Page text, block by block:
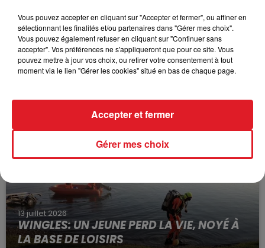
15 juillet 2026
BÉTHUNE: ENQUÊTE POUR HOMICIDE
à des prostituées
13 juillet 2026
WINGLES: UN JEUNE PERD LA VIE, NOYÉ À
LA BASE DE LOISIRS
Vous pouvez accepter en cliquant sur "Accepter et fermer", ou affiner en
sélectionnant les finalités et/ou partenaires dans "Gérer mes choix".
Vous pouvez également refuser en cliquant sur "Continuer sans
accepter". Vos préférences ne s'appliqueront que pour ce site. Vous
pouvez mettre à jour vos choix, ou retirer votre consentement à tout
moment via le lien "Gérer les cookies" situé en bas de chaque page.
Gérer mes choix
Accepter et fermer